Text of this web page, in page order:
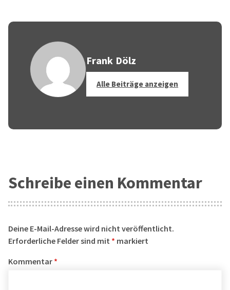
Frank Dölz
Alle Beiträge anzeigen
Schreibe einen Kommentar
Deine E-Mail-Adresse wird nicht veröffentlicht.
Erforderliche Felder sind mit * markiert
Kommentar *